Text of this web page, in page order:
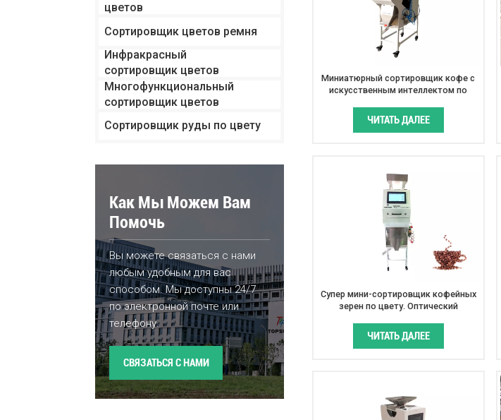
цветов
Сортировщик цветов ремня
Инфракрасный
сортировщик цветов
Многофункциональный
сортировщик цветов
Сортировщик руды по цвету
Как Мы Можем Вам
Помочь
Вы можете связаться с нами
любым удобным для вас
способом. Мы доступны 24/7
по электронной почте или
телефону.
СВЯЗАТЬСЯ С НАМИ
Миниатюрный сортировщик кофе с
искусственным интеллектом по
заплесневелых, гниющих и
сломанных кофейных зерен.
ЧИТАТЬ ДАЛЕЕ
Супер мини-сортировщик кофейных
зерен по цвету. Оптический
ЧИТАТЬ ДАЛЕЕ